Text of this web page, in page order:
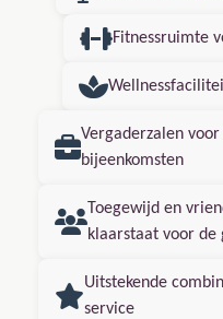
Fitnessruimte
Vergaderzalen
bijeenkomsten
Toegewijd en
klaarstaat voor de
Uitstekende
service